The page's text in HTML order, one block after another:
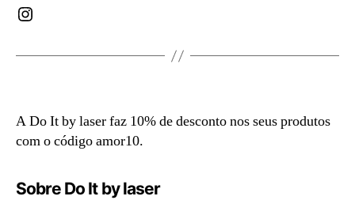
Instagram
A Do It by laser faz 10% de desconto nos seus produtos
com o código amor10.
Sobre Do It by laser